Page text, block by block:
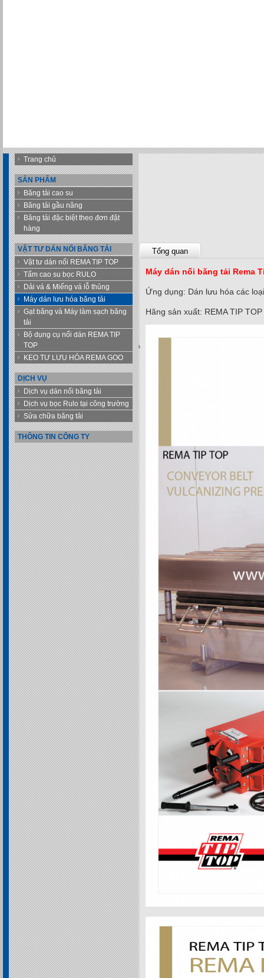
Tổng quan
Máy dán nối băng tải Rema
Ứng dụng: Dán lưu hóa các
Hãng sản xuất: REMA TIP
Trang chủ
SẢN PHẨM
Băng tải cao su
Băng tải gầu nâng
Băng tải đặc biệt theo đơn đặt
hàng
VẬT TƯ DÁN NỐI BĂNG TẢI
Vật tư dán nối REMA TIP TOP
Tấm cao su bọc RULO
Dải vá & Miếng vá lỗ thủng
Máy dán lưu hóa băng tải
Gạt băng và Máy làm sạch băng
tải
Bộ dụng cụ nối dán REMA TIP
TOP
KEO TƯ LƯU HÓA REMA GOO
DỊCH VỤ
Dịch vụ dán nối băng tải
Dịch vụ bọc Rulo tại công trường
Sửa chữa băng tải
THÔNG TIN CÔNG TY